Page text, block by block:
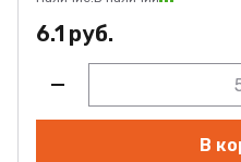
6.1 руб.
В